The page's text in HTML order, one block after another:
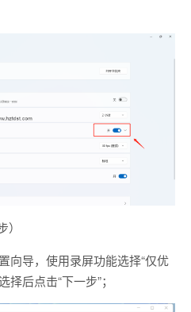
向导，使用录屏功能选择“仅优
后点击“下一步”；